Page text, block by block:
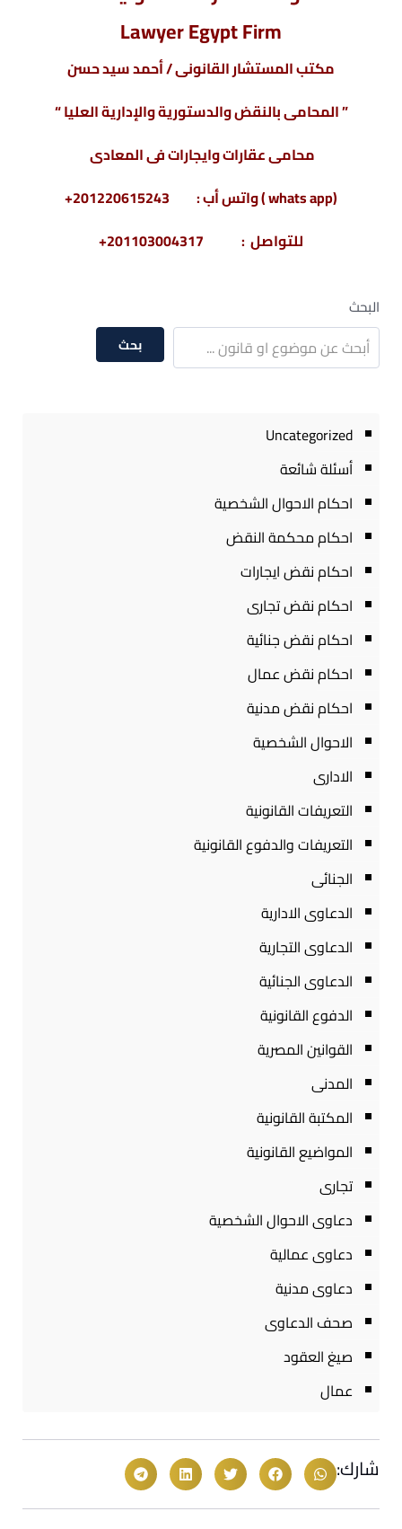
Lawyer Egypt Firm
مكتب المستشار القانونى / أحمد سيد حسن
” المحامى بالنقض والدستورية والإدارية العليا “
محامى عقارات وايجارات فى المعادى
(whats app ) واتس أب : 201220615243+
للتواصل : 201103004317+
البحث
بحث
Uncategorized
أسئلة شائعة
احكام الاحوال الشخصية
احكام محكمة النقض
احكام نقض ايجارات
احكام نقض تجارى
احكام نقض جنائية
احكام نقض عمال
احكام نقض مدنية
الاحوال الشخصية
الادارى
التعريفات القانونية
التعريفات والدفوع القانونية
الجنائى
الدعاوى الادارية
الدعاوى التجارية
الدعاوى الجنائية
الدفوع القانونية
القوانين المصرية
المدنى
المكتبة القانونية
المواضيع القانونية
تجارى
دعاوى الاحوال الشخصية
دعاوى عمالية
دعاوى مدنية
صحف الدعاوى
صيغ العقود
عمال
شارك: